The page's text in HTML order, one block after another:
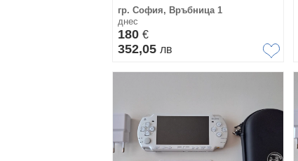
хакната
гр. София, Връбница 1
днес
180 €
352,05 лв